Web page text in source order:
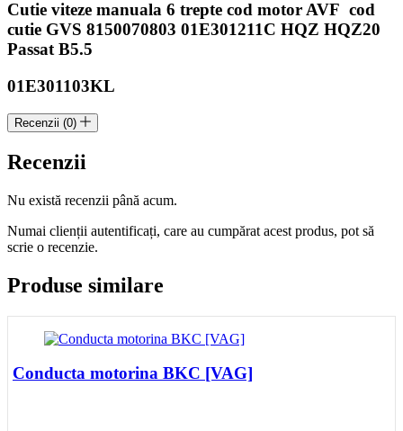
motorizare
AVF
Cod
GVS
Cutie viteze manuala 6 trepte cod motor AVF cod
cutie GVS 8150070803 01E301211C HQZ HQZ20
Passat B5.5
01E301103KL
Recenzii (0)
Recenzii
Nu există recenzii până acum.
Numai clienții autentificați, care au cumpărat acest produs, pot să
scrie o recenzie.
Produse similare
Conducta motorina BKC [VAG]